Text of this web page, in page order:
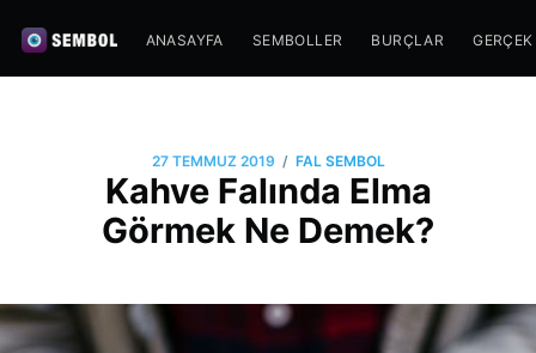
ANASAYFA SEMBOLLER BURÇLAR
27 TEMMUZ 2019 / FAL SEMBOL
Kahve Falında Elma
Görmek Ne Demek?